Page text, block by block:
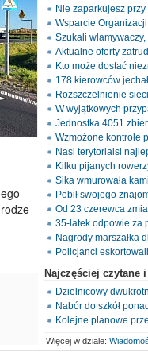
Nie zaparkujesz
Wsparcie
opinia
Szukali
Aktualne oferty
Kto może dostać
178 kierowców
Rozszczelnienie
W wyjątkowych
Jednostka 4051
Wzmożone kontrole
Nasi terytorialsi
Kilku pijanych
Sika wmurowała
opinia
Pobił swojego
Od 23 czerewca
35-latek odpowie za
Nagrody marszałka
Policjanci
Najczęściej czytane
Dzielnicowy
Nabór do szkół
opinie
Kolejne planowe
Więcej w dziale: